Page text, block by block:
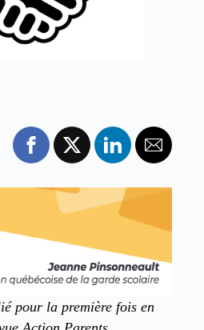
pour la première fois en